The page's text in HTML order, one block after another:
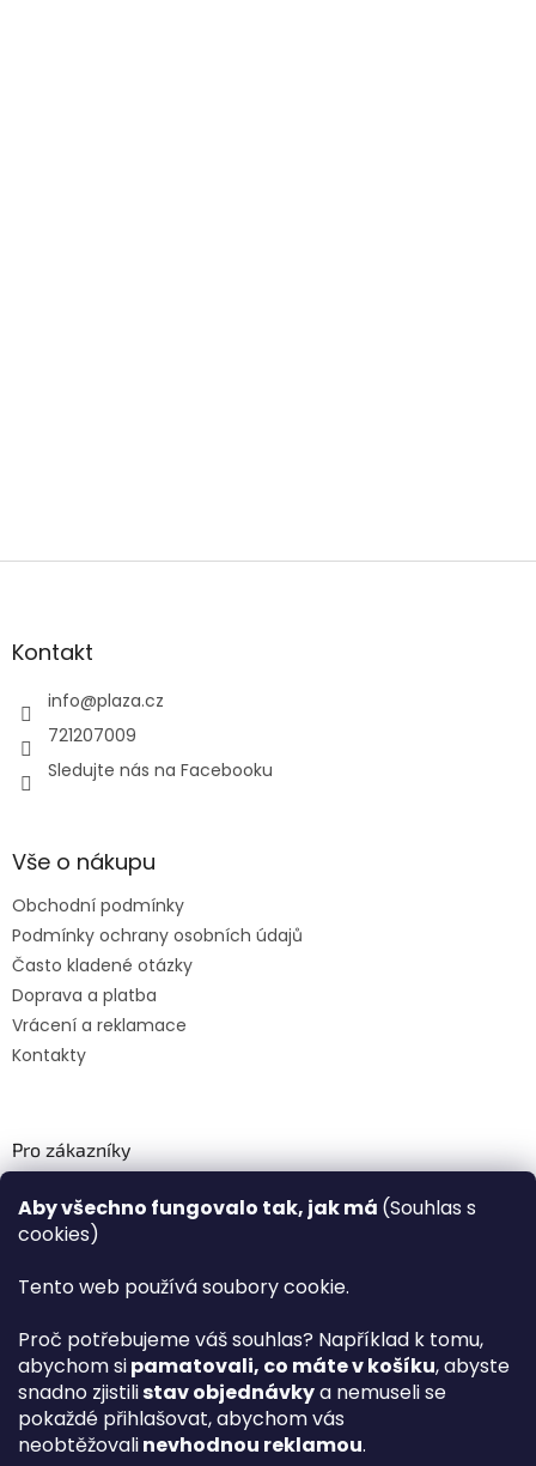
Aby všechno fungovalo tak, jak má (Souhlas s
cookies)
Tento web používá soubory cookie.
Proč potřebujeme váš souhlas? Například k tomu,
abychom sipamatovali, co máte v košíku, abyste
snadno zjistilistav objednávkya nemuseli se
pokaždé přihlašovat, abychom vás
neobtěžovalinevhodnou reklamou.
Kontakt
info@plaza.cz
721207009
Sledujte nás na Facebooku
Vše o nákupu
Obchodní podmínky
Podmínky ochrany osobních údajů
Často kladené otázky
Doprava a platba
Vrácení a reklamace
Kontakty
Pro zákazníky
Recenze ✅
Věrnostní program PLAZA Bonus™
Plaza.cz slevové kódy a kupóny
Registrace
Přihlášení
PLAZA B2B™ VELKOOBCHOD
Vyhledávač návodů